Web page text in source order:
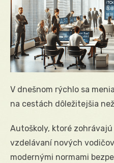
V dnešnom rýchlo sa
na cestách dôležitejšia
Autoškoly, ktoré
vzdelávaní nových
modernými normami